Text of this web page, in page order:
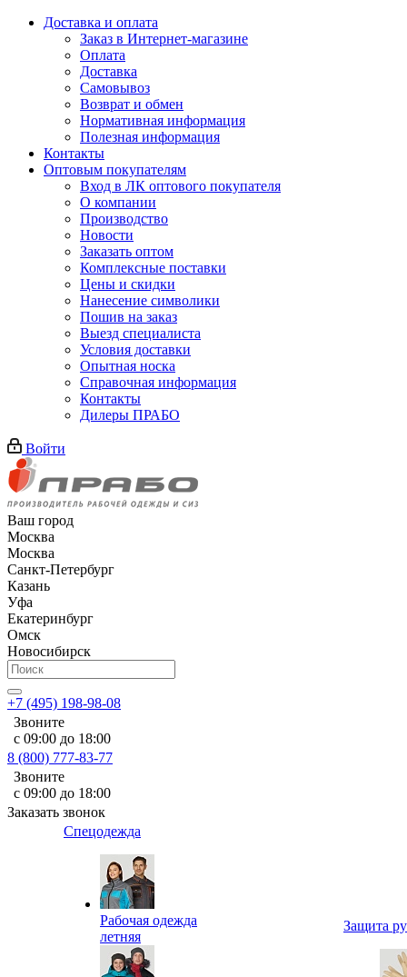
Доставка и оплата
Заказ в Интернет-магазине
Оплата
Доставка
Самовывоз
Возврат и обмен
Нормативная информация
Полезная информация
Контакты
Оптовым покупателям
Вход в ЛК оптового покупателя
О компании
Производство
Новости
Заказать оптом
Комплексные поставки
Цены и скидки
Нанесение символики
Пошив на заказ
Выезд специалиста
Условия доставки
Опытная носка
Справочная информация
Контакты
Дилеры ПРАБО
Войти
Ваш город
Москва
Москва
Санкт-Петербург
Казань
Уфа
Екатеринбург
Омск
Новосибирск
+7 (495) 198-98-08
Звоните
с 09:00 до 18:00
8 (800) 777-83-77
Звоните
с 09:00 до 18:00
Заказать звонок
Спецодежда
Рабочая одежда
летняя
Защита